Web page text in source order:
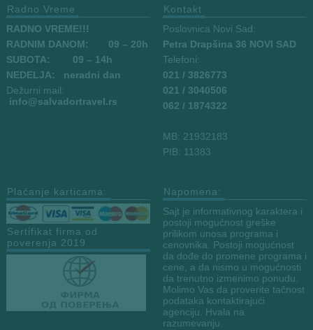
Radno Vreme
RADNO VREME!!!
RADNIM DANOM:
09 – 20h
SUBOTA: 09 – 14h
NEDELJA: neradni dan
Dežurni mail:
info@salvadortravel.rs
Kontakt
Poslovnica Novi Sad:
Petra Drapšina 36 NOVI SAD
Telefoni:
021 / 3826773
021 / 3040506
062 / 1874322
MB: 21932183
PIB: 11383
Plaćanje karticama:
Sertifikat firma od
poverenja 2019
Napomena:
Sajt je informativnog karaktera i
postoji mogućnost greške
prilikom unosa programa i
cenovnika. Postoji mogućnost
da dođe do promene programa i
cene, a da nismo u mogućnosti
da trenutno izmenimo ponudu.
Molimo Vas da proverite tačnost
podataka kontaktirajući
agenciju. Hvala na
razumevanju.